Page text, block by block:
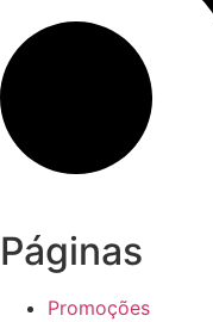
Páginas
Promoções